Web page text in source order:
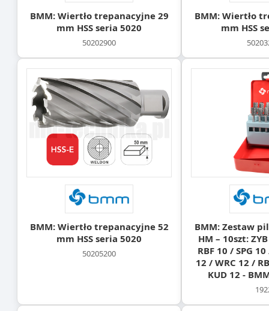
BMM: Wiertło trepanacyjne 29
mm HSS seria 5020
50202900
BMM: Wiertło
mm HSS
BMM: Wiertło trepanacyjne 52
mm HSS seria 5020
50205200
BMM: Zestaw
HM – 10szt:
RBF 10 / SPG
12 / WRC 12 /
KUD 12 -